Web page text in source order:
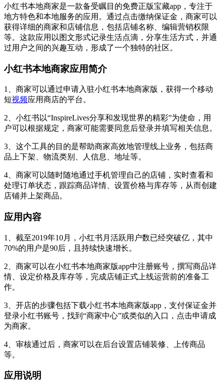
小红书本地商家是一款备受瞩目的免费正版宝藏app，专注于
地方特色和本地服务的应用。通过点击缴纳保证金，商家可以
获得详细的商家和店铺信息，包括店铺名称、编辑营销权限
等。这款应用以图文形式记录生活点滴，分享生活方式，并通
过用户之间的兴趣互动，形成了一个独特的社区。
小红书本地商家应用简介
1、商家可以通过申请入驻小红书本地商家版，获得一个移动
短视频应用商店的平台。
2、小红书以“InspireLives分享和发现世界的精彩”为使命，用
户可以根据规定，商家可能需要同意后登录并填写相关信息。
3、这个工具的目的是帮助商家高效地管理线上业务，包括商
品上下架、物流类别、人信息、地址等。
4、商家可以随时随地通过手机管理自己的店铺，实时查看和
处理订单状态，跟踪商品详情、设置价格与库存等，从而创建
店铺并上架商品。
应用内容
1、截至2019年10月，小红书月活跃用户数已经突破亿，其中
70%的用户是90后，且持续快速增长。
2、商家可以在小红书本地商家版app中注册账号，撰写商品详
情、设定价格及库存等，完成店铺正式上线运营前的准备工
作。
3、开店的步骤包括下载小红书本地商家版app，支付保证金并
登录小红书账号，找到“商家中心”或类似的入口，点击申请成
为商家。
4、审核通过后，商家可以在后台设置店铺装修、上传商品
等。
应用说明